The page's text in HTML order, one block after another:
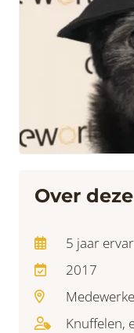
Over
5 jaar
2017
Knuffelen,